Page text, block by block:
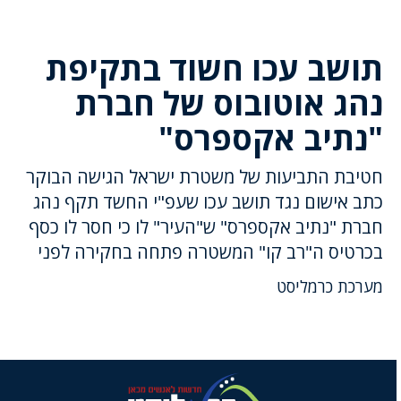
תושב עכו חשוד בתקיפת
נהג אוטובוס של חברת
"נתיב אקספרס"
חטיבת התביעות של משטרת ישראל הגישה הבוקר
כתב אישום נגד תושב עכו שעפ"י החשד תקף נהג
חברת "נתיב אקספרס" ש"העיר" לו כי חסר לו כסף
בכרטיס ה"רב קו" המשטרה פתחה בחקירה לפני
מערכת כרמליסט